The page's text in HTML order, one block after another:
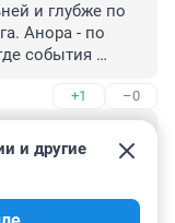
и глубже по
Анора - по
события
Юры
заднего плана.
от
и делают из
+1 –0
позади двух
Эта
и другие